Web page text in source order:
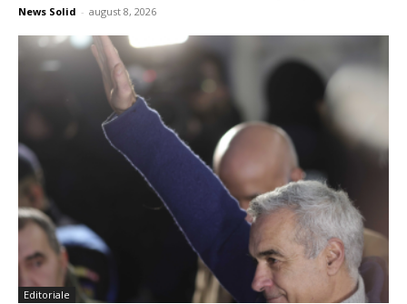
News Solid - august 8, 2026
Editoriale